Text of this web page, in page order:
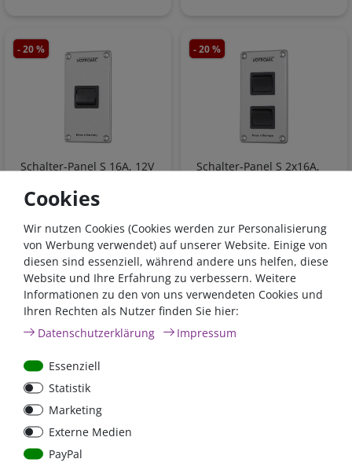
- 20 %
Schalter-Panel S 16A, 12V
19,80 €* - 20 %
15,80 €*
sofort lieferbar
*inkl. 19% MwSt. zzgl.
Versandkosten
- 20 %
Schalter-Panel S 2x16A,
25,50 €* - 20 %
20,40 €*
sofort lieferbar
* inkl. 19% MwSt.zzgl.
Versandkosten
- 20 %
Cookies
Wir nutzen Cookies (Cookies werden zur Personalisierung
von Werbung verwendet) auf unserer Website. Einige von
diesen sind essenziell, während andere uns helfen, diese
Website und Ihre Erfahrung zu verbessern. Weitere
Informationen zu den von uns verwendeten Cookies und
Ihren Rechten als Nutzer finden Sie hier:
Daten­schutz­erklärung
Impressum
Essenziell
Statistik
Marketing
Externe Medien
PayPal